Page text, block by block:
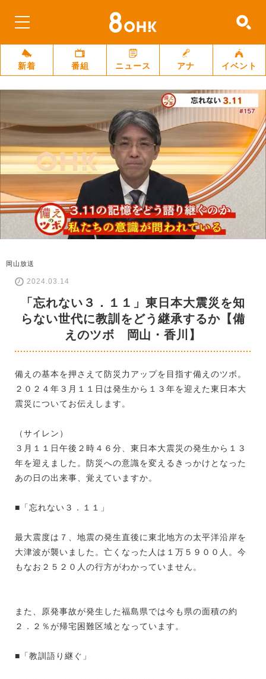
新着 番組 ニュース アナ イベント
岡山放送
2024.03.14
「忘れない３．１１」東日本大震災を知
らない世代に教訓をどう継承するか【備
えのツボ 岡山・香川】
備えの基本を押さえて防災力アップを目指す備えのツボ。
２０２４年３月１１日は発生から１３年を迎えた東日本大
震災についてお伝えします。
（サイレン）
３月１１日午後２時４６分、東日本大震災の発生から１３
年を迎えました。防災への意識を変えるきっかけとなった
あの日の出来事、覚えていますか。
■「忘れない３．１１」
最大震度は７、地震の発生直後に東北地方の太平洋沿岸を
大津波が襲いました。亡くなった人は１万５９００人。今
もなお２５２０人の行方がわかっていません。
また、原発事故が発生した福島県では今も県の面積の約
２．２％が帰宅困難区域となっています。
■「教訓語り継ぐ」